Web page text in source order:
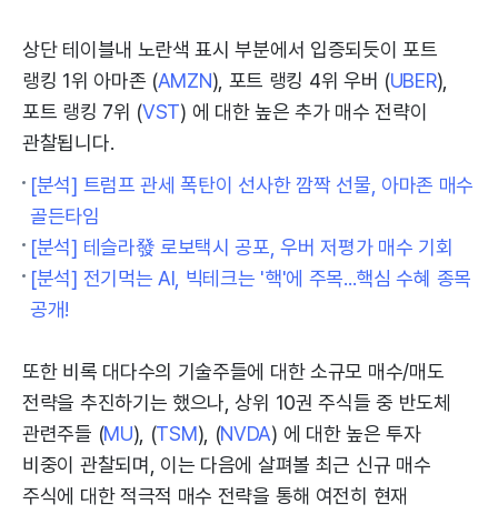
상단 테이블내 노란색 표시 부분에서 입증되듯이 포트
랭킹 1위 아마존 (AMZN), 포트 랭킹 4위 우버 (UBER),
포트 랭킹 7위 (VST) 에 대한 높은 추가 매수 전략이
관찰됩니다.
[분석] 트럼프 관세 폭탄이 선사한 깜짝 선물, 아마존 매수
골든타임
[분석] 테슬라發 로보택시 공포, 우버 저평가 매수 기회
[분석] 전기먹는 AI, 빅테크는 '핵'에 주목...핵심 수혜 종목
공개!
또한 비록 대다수의 기술주들에 대한 소규모 매수/매도
전략을 추진하기는 했으나, 상위 10권 주식들 중 반도체
관련주들 (MU), (TSM), (NVDA) 에 대한 높은 투자
비중이 관찰되며, 이는 다음에 살펴볼 최근 신규 매수
주식에 대한 적극적 매수 전략을 통해 여전히 현재